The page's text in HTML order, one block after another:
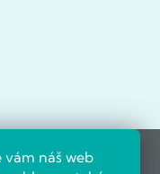
vám náš web